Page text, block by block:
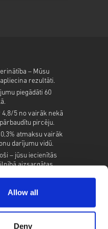
Allow all
Deny
– Mūsu
rezultāti.
piegādāti 60
5 no vairāk nekā
pircēju.
atmaksu vairāk
darījumu vidū.
– jūsu iecienītās
aizsargātas.